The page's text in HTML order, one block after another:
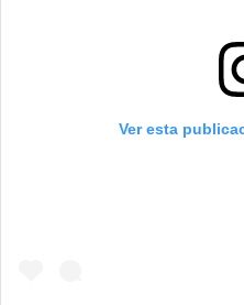
Ver esta